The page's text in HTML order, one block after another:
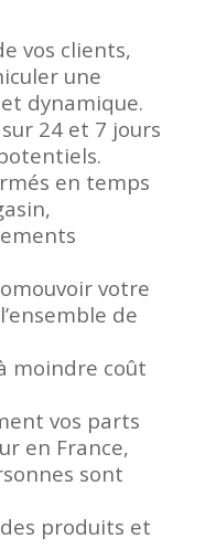
vos clients,
une
dynamique.
24 et 7 jours
en temps
votre
de
moindre coût
vos parts
en France,
sont
produits et